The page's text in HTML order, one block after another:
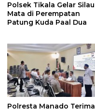
Polsek Tikala Gelar Silau
Mata di Perempatan
Patung Kuda Paal Dua
Polresta Manado Terima